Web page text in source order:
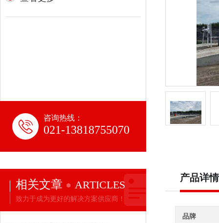
咨询热线：
021-13818755070
相关文章 ARTICLES
致力于成为更好的解决方案供应商！
产品详情
品牌